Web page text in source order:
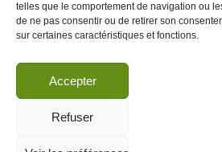
telles que le comportement de navigation ou
de ne pas consentir ou de retirer son
sur certaines caractéristiques et fonctions.
Accepter
Refuser